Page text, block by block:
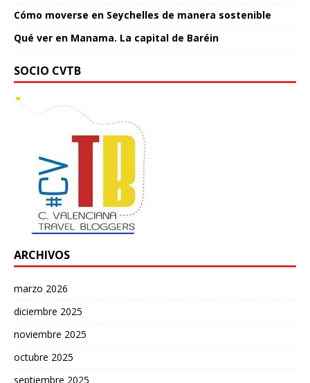
Cómo moverse en Seychelles de manera sostenible
Qué ver en Manama. La capital de Baréin
SOCIO CVTB
ARCHIVOS
marzo 2026
diciembre 2025
noviembre 2025
octubre 2025
septiembre 2025